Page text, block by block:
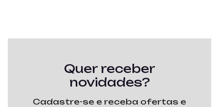
Quer receber
novidades?
Cadastre-se e receba ofertas e